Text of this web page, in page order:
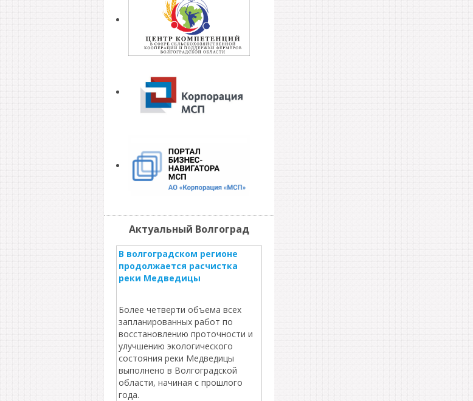
Актуальный Волгоград
В волгоградском регионе
продолжается расчистка
реки Медведицы
Более четверти объема всех
запланированных работ по
восстановлению проточности и
улучшению экологического
состояния реки Медведицы
выполнено в Волгоградской
области, начиная с прошлого
года.